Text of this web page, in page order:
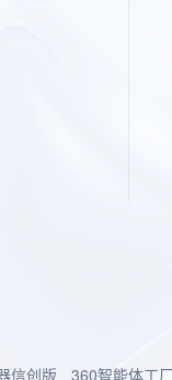
信创版 360智能体工